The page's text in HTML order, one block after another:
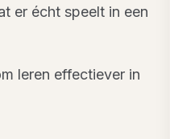
er écht speelt in een
leren effectiever in